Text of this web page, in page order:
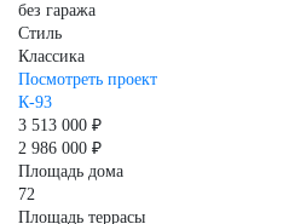
без гаража
Стиль
Классика
Посмотреть проект
К-93
3 513 000 ₽
2 986 000 ₽
Площадь дома
72
Площадь террасы